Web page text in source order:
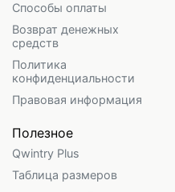
Способы оплаты
Возврат денежных
средств
Политика
конфиденциальности
Правовая информация
Полезное
Qwintry Plus
Таблица размеров